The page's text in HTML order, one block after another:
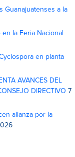
Guanajuatenses a la
la Feria Nacional
en planta
AVANCES DEL
DIRECTIVO 7
alianza por la